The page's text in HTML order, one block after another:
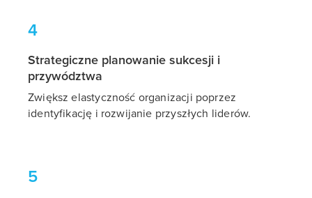
4
Strategiczne planowanie sukcesji i
przywództwa
Zwiększ elastyczność organizacji poprzez
identyfikację i rozwijanie przyszłych liderów.
5